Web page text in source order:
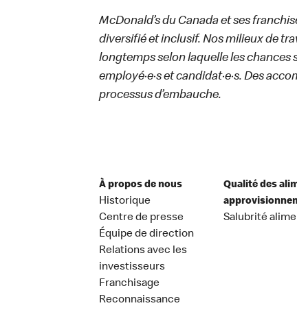
McDonald’s du Canada et ses
diversifié et inclusif. Nos milieux de
longtemps selon laquelle les chances
employé·e·s et candidat·e·s. Des
processus d’embauche.
À propos de nous
Historique
Centre de presse
Équipe de direction
Relations avec les
investisseurs
Franchisage
Reconnaissance
Qualité des
Salubrité